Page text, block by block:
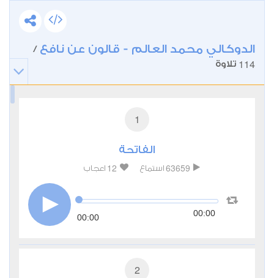
الدوكالي محمد العالم - قالون عن نافع /
114 تلاوة
1
الفاتحة
63659 استماع 12 اعجاب
00:00 00:00
2